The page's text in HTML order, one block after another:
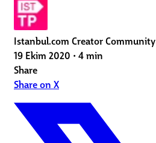
Istanbul.com Creator Community
19 Ekim 2020 • 4 min
Share
Share on X